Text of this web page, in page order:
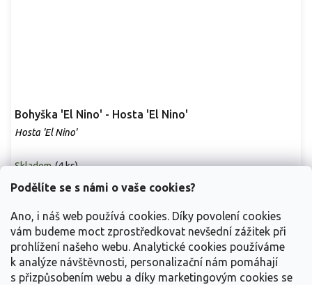
Podělíte se s námi o vaše cookies?
Ano, i náš web používá cookies. Díky povolení cookies
vám budeme moct zprostředkovat nevšední zážitek při
prohlížení našeho webu. Analytické cookies používáme
k analýze návštěvnosti, personalizační nám pomáhají
s přizpůsobením webu a díky marketingovým cookies se
Bohyška 'El Nino' - Hosta 'El Nino'
Hosta 'El Nino'
Skladem (4 ks)
389 Kč / ks
Detail
Hosta 'El Nino' je panašovaný kultivar z okruhu Hosta 'Halcyon'.